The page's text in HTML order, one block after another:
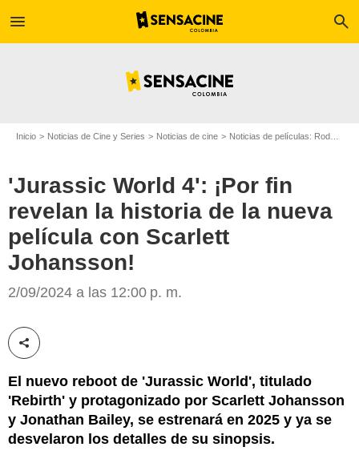
menu search
Inicio Noticias de Cine y Series Noticias de cine Noticias de películas: Rodajes
'Jurassic World 4': ¡Por fin
revelan la historia de la nueva
película con Scarlett
Johansson!
2/09/2024 a las 12:00 p. m.
Compartir esta noticia
El nuevo reboot de 'Jurassic World', titulado
'Rebirth' y protagonizado por Scarlett Johansson
y Jonathan Bailey, se estrenará en 2025 y ya se
desvelaron los detalles de su sinopsis.